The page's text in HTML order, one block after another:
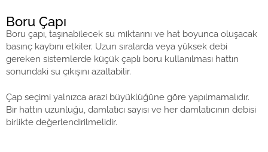
Boru Çapı
Boru çapı, taşınabilecek su miktarını ve hat boyunca oluşacak
basınç kaybını etkiler. Uzun sıralarda veya yüksek debi
gereken sistemlerde küçük çaplı boru kullanılması hattın
sonundaki su çıkışını azaltabilir.
Çap seçimi yalnızca arazi büyüklüğüne göre yapılmamalıdır.
Bir hattın uzunluğu, damlatıcı sayısı ve her damlatıcının debisi
birlikte değerlendirilmelidir.